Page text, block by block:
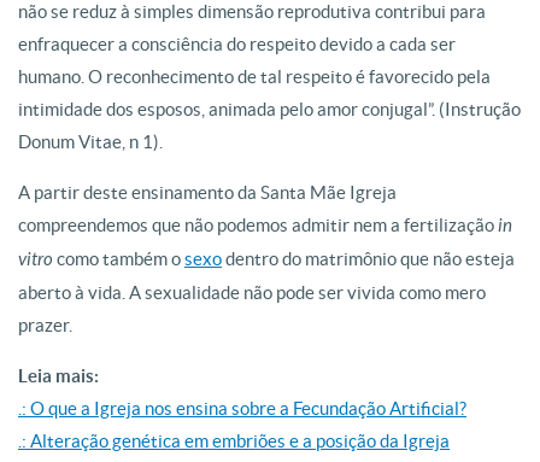
não se reduz à simples dimensão reprodutiva contribui para
enfraquecer a consciência do respeito devido a cada ser
humano. O reconhecimento de tal respeito é favorecido pela
intimidade dos esposos, animada pelo amor conjugal”. (Instrução
Donum Vitae, n 1).
A partir deste ensinamento da Santa Mãe Igreja
compreendemos que não podemos admitir nem a fertilizaçãoin
vitro como também osexodentro do matrimônio que não esteja
aberto à vida. A sexualidade não pode ser vivida como mero
prazer.
Leia mais:
.: O que a Igreja nos ensina sobre a Fecundação Artificial?
.: Alteração genética em embriões e a posição da Igreja